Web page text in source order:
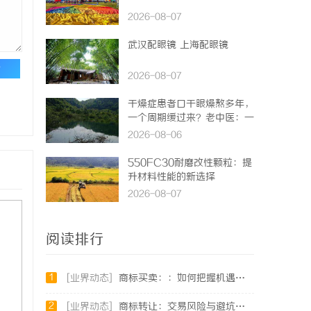
2026-08-07
武汉配眼镜 上海配眼镜
2026-08-07
干燥症患者口干眼燥熬多年，
一个周期缓过来？老中医：一
张辨证方对症，身体找回津液
2026-08-06
550FC30耐磨改性颗粒：提
升材料性能的新选择
2026-08-07
阅读排行
1 [业界动态] 商标买卖：：如何把握机遇与规避风险
2 [业界动态] 商标转让：交易风险与避坑指南